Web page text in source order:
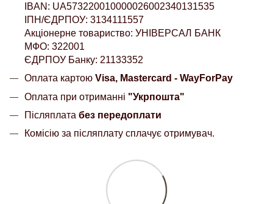
IBAN: UA573220010000026002340131535
ІПН/ЄДРПОУ: 3134111557
Акціонерне товариство: УНІВЕРСАЛ БАНК
МФО: 322001
ЄДРПОУ Банку: 21133352
Оплата картою Visa, Mastercard - WayForPay
Оплата при отриманні "Укрпошта"
Післяплата без передоплати
Комісію за післяплату сплачує отримувач.